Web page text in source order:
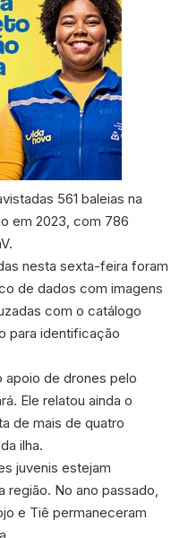
561 baleias na
em 2023, com 786
nesta sexta-feira foram
de dados com imagens
com o catálogo
para identificação
de drones pelo
Ele relatou ainda o
de mais de quatro
ilha.
juvenis estejam
região. No ano passado,
e Tiê permaneceram